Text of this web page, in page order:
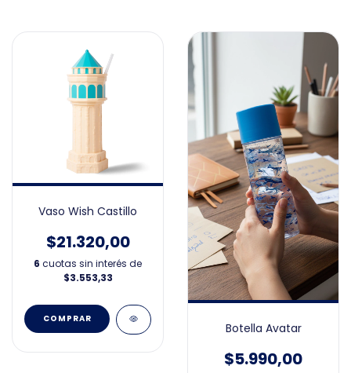
Vaso Wish Castillo
$21.320,00
6 cuotas sin interés de
$3.553,33
Botella Avatar
$5.990,00